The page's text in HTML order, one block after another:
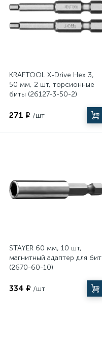
KRAFTOOL X-Drive Hex 3,
50 мм, 2 шт, торсионные
биты (26127-3-50-2)
271 ₽ /шт
STAYER 60 мм, 10 шт,
магнитный адаптер для бит
(2670-60-10)
334 ₽ /шт